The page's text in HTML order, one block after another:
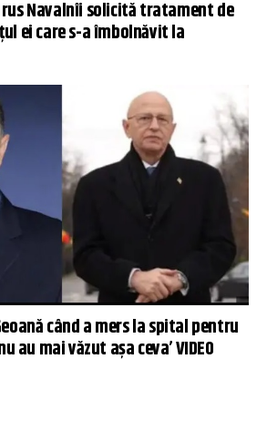
Navalnîi solicită tratament de
ei care s-a îmbolnăvit la
când a mers la spital pentru
au mai văzut așa ceva’ VIDEO